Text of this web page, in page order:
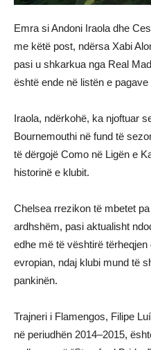
Emra si Andoni Iraola dhe
me këtë post, ndërsa Xabi
pasi u shkarkua nga Real
është ende në listën e
Iraola, ndërkohë, ka njoftuar
Bournemouthi në fund të
të dërgojë Como në Ligën e
historinë e klubit.
Chelsea rrezikon të mbetet
ardhshëm, pasi aktualisht
edhe më të vështirë
evropian, ndaj klubi mund të
pankinën.
Trajneri i Flamengos, Filipe
në periudhën 2014–2015,